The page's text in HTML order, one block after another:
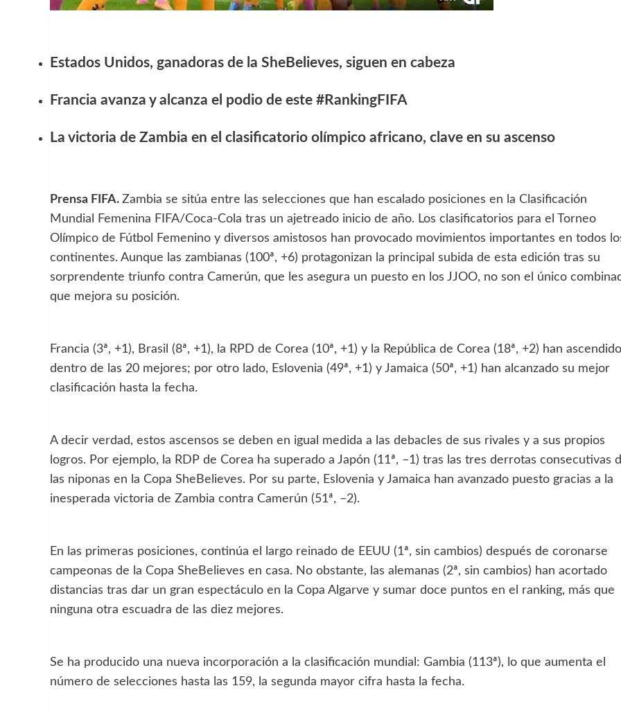
Estados Unidos, ganadoras de la SheBelieves, siguen en cabeza
Francia avanza y alcanza el podio de este #RankingFIFA
La victoria de Zambia en el clasificatorio olímpico africano, clave en su ascenso
Prensa FIFA. Zambia se sitúa entre las selecciones que han escalado posiciones en la Clasificación
Mundial Femenina FIFA/Coca-Cola tras un ajetreado inicio de año. Los clasificatorios para el Torneo
Olímpico de Fútbol Femenino y diversos amistosos han provocado movimientos importantes en todos
continentes. Aunque las zambianas (100ª, +6) protagonizan la principal subida de esta edición tras su
sorprendente triunfo contra Camerún, que les asegura un puesto en los JJOO, no son el único
que mejora su posición.
Francia (3ª, +1), Brasil (8ª, +1), la RPD de Corea (10ª, +1) y la República de Corea (18ª, +2) han ascendido
dentro de las 20 mejores; por otro lado, Eslovenia (49ª, +1) y Jamaica (50ª, +1) han alcanzado su mejor
clasificación hasta la fecha.
A decir verdad, estos ascensos se deben en igual medida a las debacles de sus rivales y a sus propios
logros. Por ejemplo, la RDP de Corea ha superado a Japón (11ª, –1) tras las tres derrotas consecutivas
las niponas en la Copa SheBelieves. Por su parte, Eslovenia y Jamaica han avanzado puesto gracias a la
inesperada victoria de Zambia contra Camerún (51ª, –2).
En las primeras posiciones, continúa el largo reinado de EEUU (1ª, sin cambios) después de coronarse
campeonas de la Copa SheBelieves en casa. No obstante, las alemanas (2ª, sin cambios) han acortado
distancias tras dar un gran espectáculo en la Copa Algarve y sumar doce puntos en el ranking, más que
ninguna otra escuadra de las diez mejores.
Se ha producido una nueva incorporación a la clasificación mundial: Gambia (113ª), lo que aumenta el
número de selecciones hasta las 159, la segunda mayor cifra hasta la fecha.